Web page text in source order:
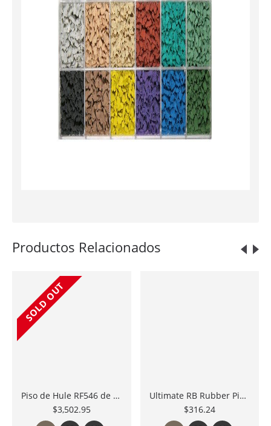
Productos Relacionados
SOLD OUT
Piso de Hule RF546 de 48" X 72" X 1/2" 122cm X 183cm X 12mm Protege Area de Bumpers Crossfit Body Solid Mexico
$3,502.95
Ultimate RB Rubber Piso de Hule para Gimnasio muestras de color y espesor.
$316.24